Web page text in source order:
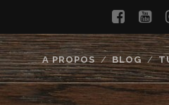
A PROPOS BLOG